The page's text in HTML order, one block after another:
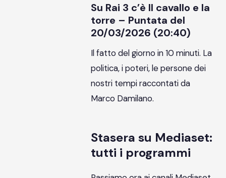
Su Rai 3 c’è Il cavallo e la
torre – Puntata del
20/03/2026 (20:40)
Il fatto del giorno in 10 minuti. La
politica, i poteri, le persone dei
nostri tempi raccontati da
Marco Damilano.
Stasera su Mediaset:
tutti i programmi